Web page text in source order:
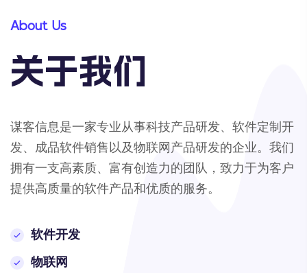
About Us
关于我们
谋客信息是一家专业从事科技产品研发、软件定制开
发、成品软件销售以及物联网产品研发的企业。我们
拥有一支高素质、富有创造力的团队，致力于为客户
提供高质量的软件产品和优质的服务。
软件开发
物联网